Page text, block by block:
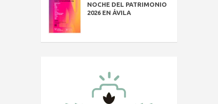
NOCHE DEL PATRIMONIO
2026 EN ÁVILA